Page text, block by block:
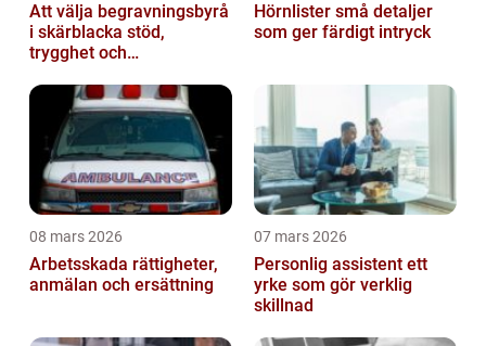
Att välja begravningsbyrå
i skärblacka stöd,
trygghet och
Hörnlister små detaljer
som ger färdigt intryck
08 mars 2026
Arbetsskada rättigheter,
anmälan och ersättning
07 mars 2026
Personlig assistent ett
yrke som gör verklig
skillnad